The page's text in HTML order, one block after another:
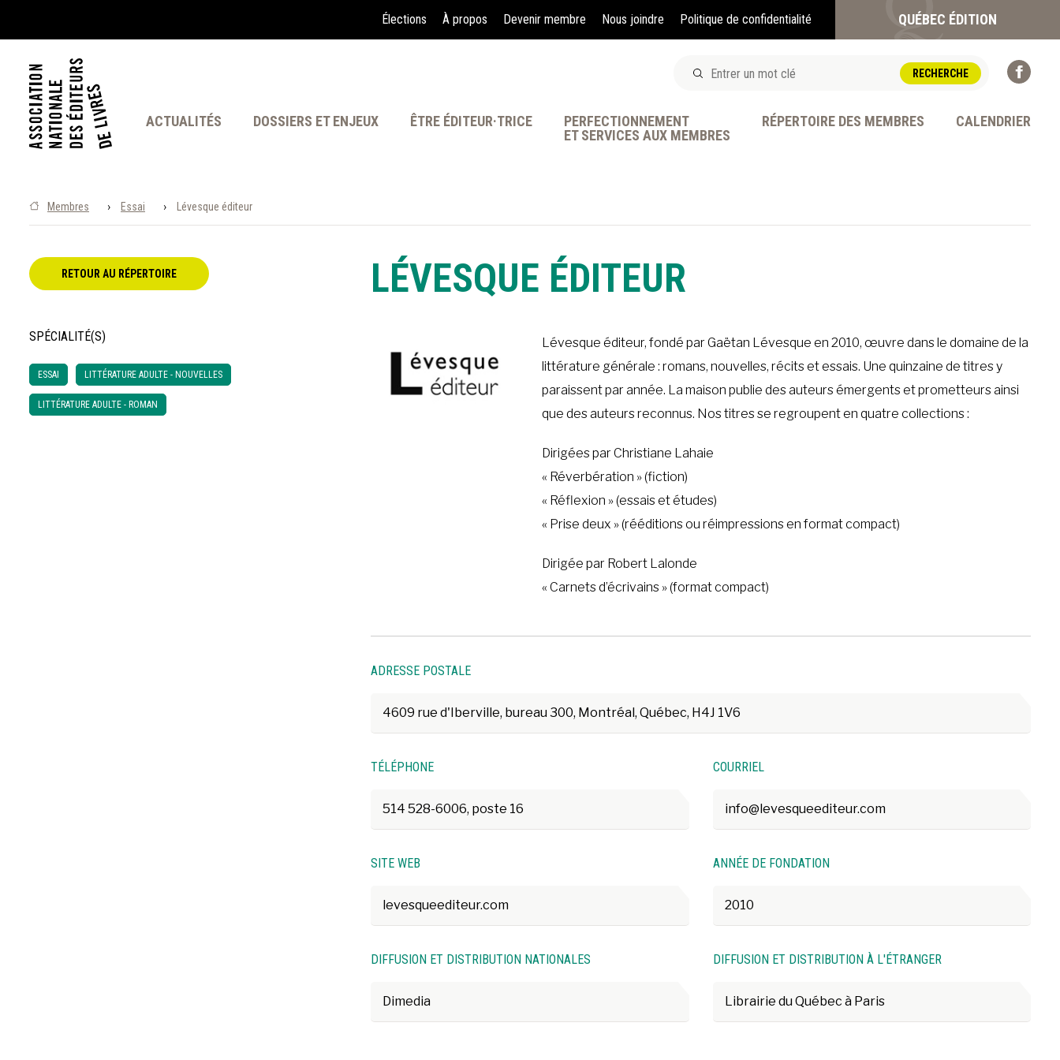
Élections À propos Devenir membre Nous joindre Politique de confidentialité QUÉBEC ÉDITION
ACTUALITÉS DOSSIERS ET ENJEUX ÊTRE ÉDITEUR·TRICE
PERFECTIONNEMENT
ET SERVICES AUX MEMBRES
À LA POINTE DE LA PROFESSION
RÉPERTOIRE DES MEMBRES CALENDRIER
Membres › Essai › Lévesque éditeur
LÉVESQUE ÉDITEUR
Lévesque éditeur, fondé par Gaëtan Lévesque en 2010, œuvre dans le domaine de la
littérature générale : romans, nouvelles, récits et essais. Une quinzaine de titres y
paraissent par année. La maison publie des auteurs émergents et prometteurs ainsi
que des auteurs reconnus. Nos titres se regroupent en quatre collections :
Dirigées par Christiane Lahaie
« Réverbération » (fiction)
« Réflexion » (essais et études)
« Prise deux » (rééditions ou réimpressions en format compact)
Dirigée par Robert Lalonde
« Carnets d’écrivains » (format compact)
ADRESSE POSTALE
4609 rue d'Iberville, bureau 300, Montréal, Québec, H4J 1V6
TÉLÉPHONE
514 528-6006, poste 16
COURRIEL
info@levesqueediteur.com
SITE WEB
levesqueediteur.com
ANNÉE DE FONDATION
2010
DIFFUSION ET DISTRIBUTION NATIONALES
Dimedia
DIFFUSION ET DISTRIBUTION À L'ÉTRANGER
Librairie du Québec à Paris
RETOUR AU RÉPERTOIRE
SPÉCIALITÉ(S)
ESSAI LITTÉRATURE ADULTE - NOUVELLES
LITTÉRATURE ADULTE - ROMAN